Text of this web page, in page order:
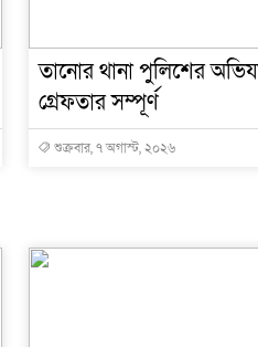
তানোর থানা পুলিশের
গ্রেফতার সম্পূর্ণ
শুক্রবার, ৭ অগাস্ট, ২০২৬